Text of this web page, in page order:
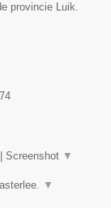
provincie Luik.
Screenshot ▼
▼